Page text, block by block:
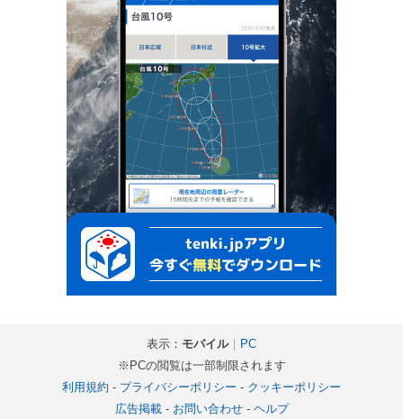
表示： モバイル｜ PC
※PCの閲覧は一部制限されます
利用規約 - プライバシーポリシー - クッキーポリシー
広告掲載- お問い合わせ- ヘルプ